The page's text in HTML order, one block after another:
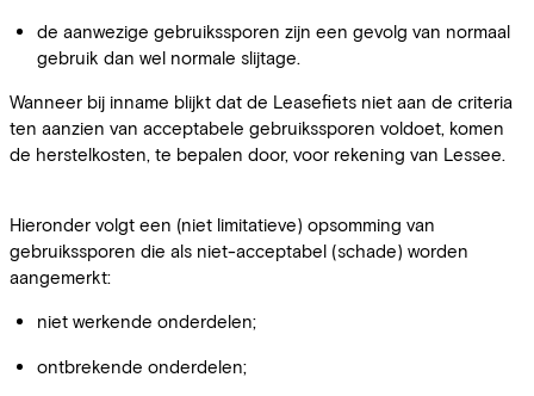
de aanwezige gebruikssporen zijn een gevolg van normaal
gebruik dan wel normale slijtage.
Wanneer bij inname blijkt dat de Leasefiets niet aan de criteria
ten aanzien van acceptabele gebruikssporen voldoet, komen
de herstelkosten, te bepalen door, voor rekening van Lessee.
Hieronder volgt een (niet limitatieve) opsomming van
gebruikssporen die als niet-acceptabel (schade) worden
aangemerkt:
niet werkende onderdelen;
ontbrekende onderdelen;